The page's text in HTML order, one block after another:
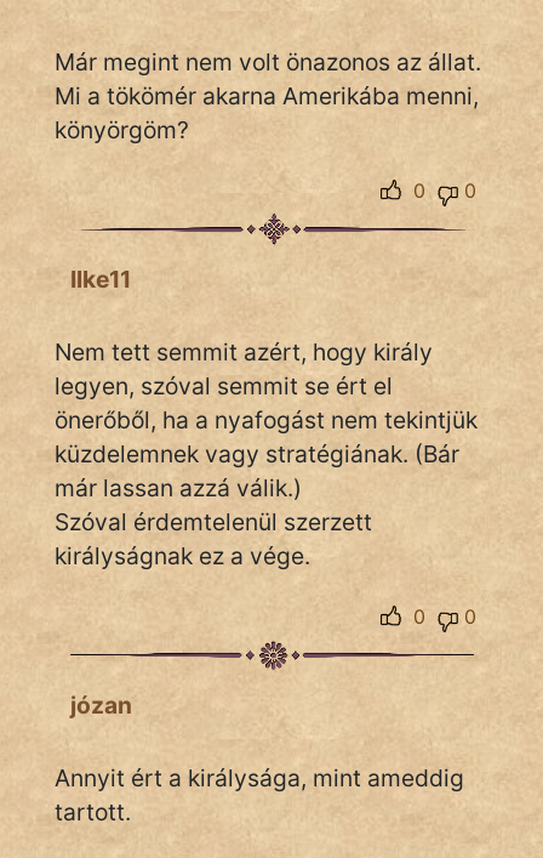
ÉLETMÓD
MAGYARSÁG
És
TÖRTÉNELEM
Népszerű szerzőink:
fantom
Hunor
Jób Gedeon
Láron Ádám
mikkamakka
vörös ördög
Név nélkül
pszichopati
Már megint nem volt önazonos az állat.
Mi a tökömér akarna Amerikába menni,
könyörgöm?
0
0
Ilke11
Nem tett semmit azért, hogy király
legyen, szóval semmit se ért el
önerőből, ha a nyafogást nem tekintjük
küzdelemnek vagy stratégiának. (Bár
már lassan azzá válik.)
Szóval érdemtelenül szerzett
királyságnak ez a vége.
0
0
józan
Annyit ért a királysága, mint ameddig
tartott.